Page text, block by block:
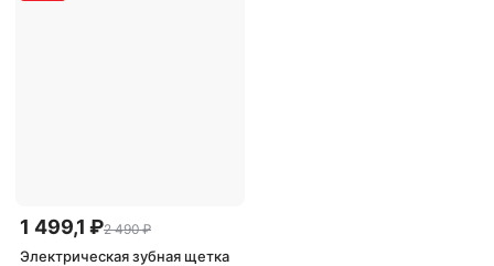
1 499,1 ₽2 490 ₽
Электрическая зубная щетка